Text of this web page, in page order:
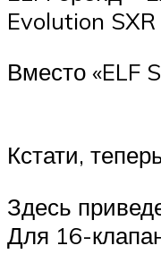
Evolution
Вместо «ELF
Кстати,
Здесь
Для 16-